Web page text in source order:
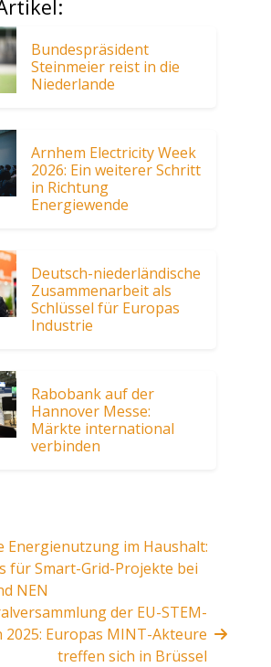
Bundespräsident
Steinmeier reist in die
Niederlande
Arnhem Electricity Week
2026: Ein weiterer Schritt
in Richtung
Energiewende
Deutsch-niederländische
Zusammenarbeit als
Schlüssel für Europas
Industrie
Rabobank auf der
Hannover Messe:
Märkte international
verbinden
Energienutzung im Haushalt:
für Smart-Grid-Projekte bei
NEN
der EU-STEM-
2025: Europas MINT-Akteure
treffen sich in Brüssel